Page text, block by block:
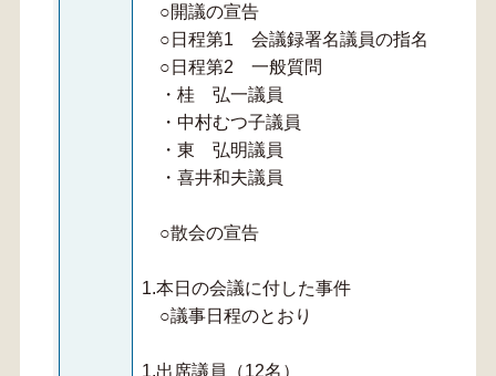
○開議の宣告
○日程第1 会議録署名議員の指名
○日程第2 一般質問
・桂 弘一議員
・中村むつ子議員
・東 弘明議員
・喜井和夫議員
○散会の宣告
1.本日の会議に付した事件
○議事日程のとおり
1.出席議員（12名）